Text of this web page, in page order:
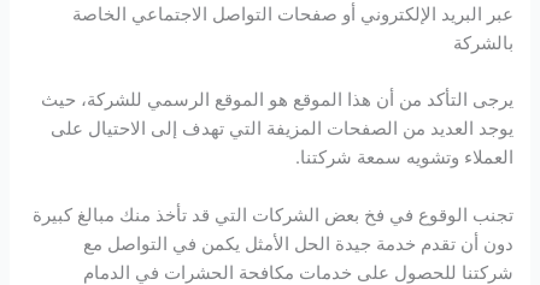
عبر البريد الإلكتروني أو صفحات التواصل الاجتماعي الخاصة
بالشركة
يرجى التأكد من أن هذا الموقع هو الموقع الرسمي للشركة، حيث
يوجد العديد من الصفحات المزيفة التي تهدف إلى الاحتيال على
العملاء وتشويه سمعة شركتنا.
تجنب الوقوع في فخ بعض الشركات التي قد تأخذ منك مبالغ كبيرة
دون أن تقدم خدمة جيدة الحل الأمثل يكمن في التواصل مع
شركتنا للحصول على خدمات مكافحة الحشرات في الدمام